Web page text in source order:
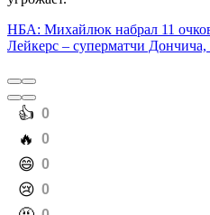
НБА: Михайлюк набрал 11
Лейкерс – суперматчи
️👍 0
️🔥 0
️😄 0
️😢 0